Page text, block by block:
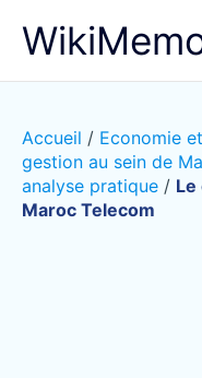
Accueil / Economie
gestion au sein de
analyse pratique / Le
Maroc Telecom